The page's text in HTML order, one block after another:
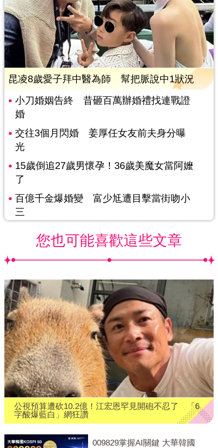
昆凌8歲愛子拜中醫為師 幫把脈說中1狀況
小刀婚姻告終 昔砸百萬辦婚禮找連戰證
婚
交往3個月閃婚 姜厚任女友前夫身分曝
光
15歲倒追27歲男懷孕！36歲美魔女當阿嬤
了
百億千金爆婚變 富少尪遭目擊當街吻小
三
您也可能喜歡這些文章
公視預算遭砍10.2億！江宏恩罕見開砲不忍了 「6
字酸爆藍白」網狂讚
009829掌握AI關鍵 大華韓國